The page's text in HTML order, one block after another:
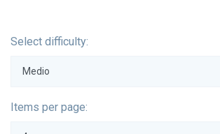
Select difficulty:
Items per page: